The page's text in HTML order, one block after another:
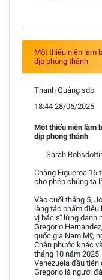
Một thiếu niên làm
dịp phong thánh
Thanh Quảng sdb
18:44 28/06/2025
Một thiếu niên làm
dịp phong thánh
Sarah
Chàng Figueroa 16
cho phép chúng ta
Vào cuối tháng 5,
làng tác phẩm điêu
vị bác sĩ lừng danh
Gregorio
quốc gia Nam Mỹ,
Chân phước khác
tháng 10 năm
Venezuela đầu tiên
Gregorio là người